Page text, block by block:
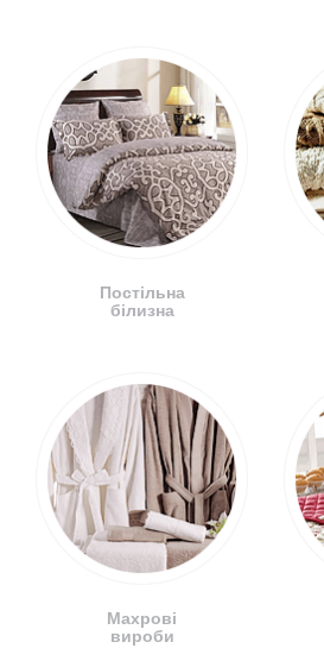
Постільна
білизна
Махрові
вироби